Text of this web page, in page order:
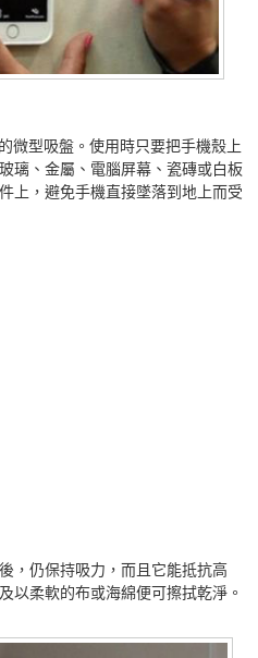
微型吸盤。使用時只要把手機殼上
璃、金屬、電腦屏幕、瓷磚或白板
上，避免手機直接墜落到地上而受
，仍保持吸力，而且它能抵抗高
以柔軟的布或海綿便可擦拭乾淨。